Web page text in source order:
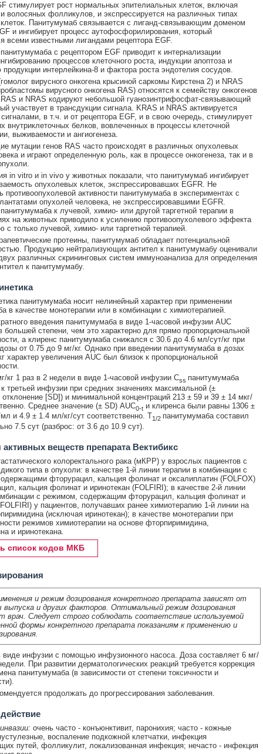
стимулирует рост нормальных эпителиальных клеток, включая
волосяных фолликулов, и экспрессируется на различных типах
Панитумумаб связывается с лиганд-связывающим доменом
и ингибирует процесс аутофосфорилирования, который
всеми известными лигандами рецептора EGF.
с рецептором EGF приводит к интернализации
процессов клеточного роста, индукции апоптоза и
интерлейкина-8 и фактора роста эндотелия сосудов.
вирусного онкогена крысиной саркомы Кирстена 2) и NRAS
вирусного онкогена RAS) относятся к семейству онкогенов
и NRAS кодируют небольшой гуанозинтрифосфат-связывающий
участвует в трансдукции сигнала. KRAS и NRAS активируется
в т.ч. и от рецептора EGF, и в свою очередь, стимулирует
внутриклеточных белков, вовлеченных в процессы клеточной
выживаемости и ангиогенеза.
мутации генов RAS часто происходят в различных опухолевых
и играют определенную роль, как в процессе онкогенеза, так и в
in vitro и in vivo у животных показали, что панитумумаб ингибирует
опухолевых клеток, экспрессировавших EGFR. Не
противоопухолевой активности панитумумаба в экспериментах с
опухолей человека, не экспрессировавшими EGFR.
к лучевой, химио- или другой таргетной терапии в
на животных приводило к усилению противоопухолевого эффекта
с только лучевой, химио- или таргетной терапией.
протеины, панитумумаб обладает потенциальной
Продукцию нейтрализующих антител к панитумумабу оценивали
различных скрининговых систем иммуноанализа для определения
к панитумумабу.
панитумумаба носит нелинейный характер при применении
в качестве монотерапии или в комбинации с химиотерапией.
введения панитумумаба в виде 1-часовой инфузии AUC
большей степени, чем это характерно для прямо пропорциональной
а клиренс панитумумаба снижался с 30.6 до 4.6 мл/сут/кг при
от 0.75 до 9 мг/кг. Однако при введении панитумумаба в дозах
характер увеличения AUC был близок к пропорциональной
кг 1 раз в 2 недели в виде 1-часовой инфузии Css панитумумаба
к третьей инфузии при средних значениях максимальной (±
отклонение [SD]) и минимальной концентраций 213 ± 59 и 39 ± 14 мкг/
Среднее значение (± SD) AUC0-tи клиренса были равны 1306 ±
и 4.9 ± 1.4 мл/кг/сут соответственно. T1/2 панитумумаба составил
7.5 сут (разброс: от 3.6 до 10.9 сут).
активных веществ препарата Вектибикс
колоректального рака (мКРР) у взрослых пациентов с
типа в опухоли: в качестве 1-й линии терапии в комбинации с
фторурацил, кальция фолинат и оксалиплатин (FOLFOX)
кальция фолинат и иринотекан (FOLFIRI); в качестве 2-й линии
с режимом, содержащим фторурацил, кальция фолинат и
у пациентов, получавших ранее химиотерапию 1-й линии на
(исключая иринотекан); в качестве монотерапии при
режимов химиотерапии на основе фторпиримидина,
и иринотекана.
список кодов МКБ
и режим дозирования конкретного препарата зависят от
и других факторов. Оптимальный режим дозирования
врач. Следует строго соблюдать соответствие используемой
формы конкретного препарата показаниям к применению и
виде инфузии с помощью инфузионного насоса. Доза составляет 6 мг/
При развитии дерматологических реакций требуется коррекция
панитумумаба (в зависимости от степени токсичности и
продолжать до прогрессирования заболевания.
очень часто - конъюнктивит, паронихия; часто - кожные
воспаление подкожной клетчатки, инфекция
путей, фолликулит, локализованная инфекция; нечасто - инфекция